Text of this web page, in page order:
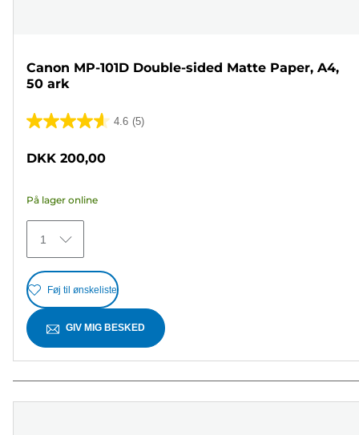
Canon MP-101D Double-sided Matte Paper, A4,
50 ark
4.6 (5)
4.6
stjerner.
5
anmeldelser
DKK 200,00
På lager online
1
Føj til ønskeliste
GIV MIG BESKED